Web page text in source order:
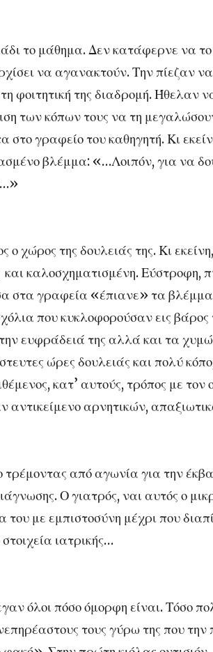
το μάθημα. Δεν κατάφερνε να το
να αγανακτούν. Την πίεζαν
φοιτητική της διαδρομή. Ήθελαν
των κόπων τους να τη
γραφείο του καθηγητή. Κι
βλέμμα: «…Λοιπόν, για να
χώρος της δουλειάς της. Κι
και καλοσχηματισμένη. Εύστροφη,
στα γραφεία «έπιανε» τα
που κυκλοφορούσαν εις
ευφράδειά της αλλά και τα
ώρες δουλειάς και πολύ
κατ’ αυτούς, τρόπος με τον
αντικείμενο αρνητικών,
από αγωνία για την
Ο γιατρός, ναι αυτός ο
του με εμπιστοσύνη μέχρι που
ιατρικής…
όλοι πόσο όμορφη είναι. Τόσο
τους γύρω της που